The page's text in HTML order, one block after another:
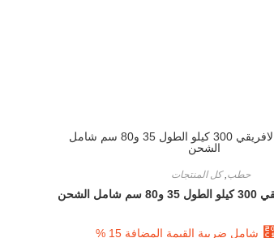
حطب,كل المنتجات
الشحن
⃁ شامل ضريبة القيمة المضافة 15 %